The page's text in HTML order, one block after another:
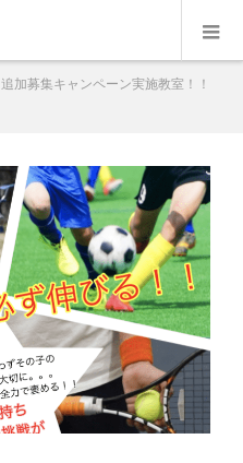
追加募集キャンペーン実施教室！！